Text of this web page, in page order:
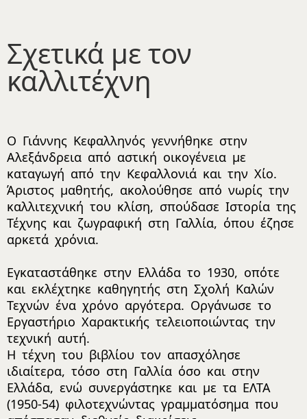
Σχετικά με τον
καλλιτέχνη
Ο Γιάννης Κεφαλληνός γεννήθηκε στην
Αλεξάνδρεια από αστική οικογένεια με
καταγωγή από την Κεφαλλονιά και την Χίο.
Άριστος μαθητής, ακολούθησε από νωρίς την
καλλιτεχνική του κλίση, σπούδασε Ιστορία της
Τέχνης και ζωγραφική στη Γαλλία, όπου έζησε
αρκετά χρόνια.
Εγκαταστάθηκε στην Ελλάδα το 1930, οπότε
και εκλέχτηκε καθηγητής στη Σχολή Καλών
Τεχνών ένα χρόνο αργότερα. Οργάνωσε το
Εργαστήριο Χαρακτικής τελειοποιώντας την
τεχνική αυτή.
Η τέχνη του βιβλίου τον απασχόλησε
ιδιαίτερα, τόσο στη Γαλλία όσο και στην
Ελλάδα, ενώ συνεργάστηκε και με τα ΕΛΤΑ
(1950-54) φιλοτεχνώντας γραμματόσημα που